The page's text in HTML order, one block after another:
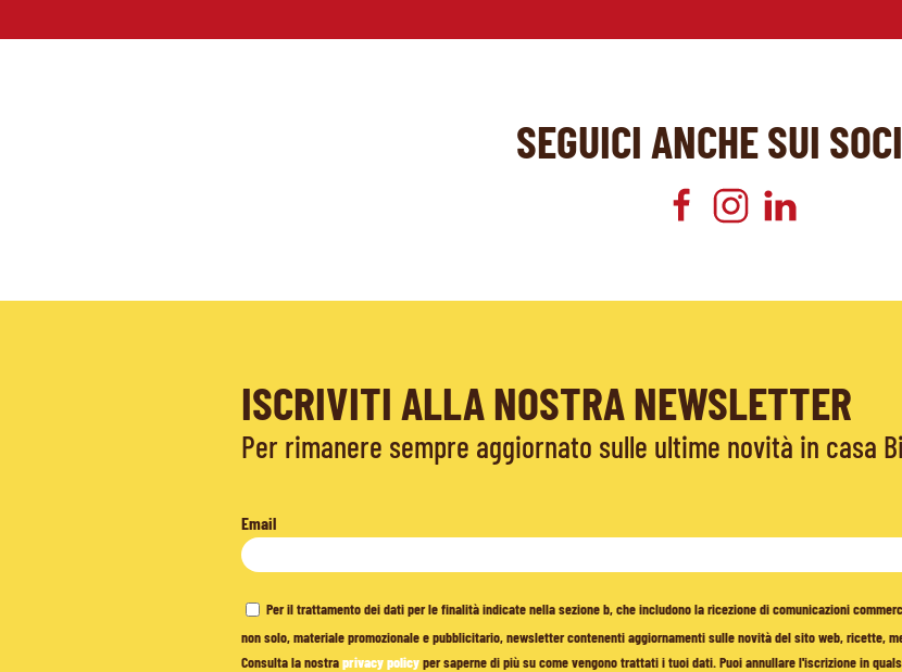
SEGUICI ANCHE SUI
ISCRIVITI ALLA NOSTRA NEWSLETTER
Per rimanere sempre aggiornato sulle ultime novità in casa
Email
Per il trattamento dei dati per le finalità indicate nella sezione b, che includono la ricezione di comunicazioni
non solo, materiale promozionale e pubblicitario, newsletter contenenti aggiornamenti sulle novità del sito web, ricette,
Consulta la nostraprivacy policyper saperne di più su come vengono trattati i tuoi dati. Puoi annullare l'iscrizione in